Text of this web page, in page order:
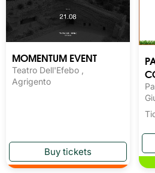
MOMENTUM EVENT
Teatro Dell'Efebo ,
Agrigento